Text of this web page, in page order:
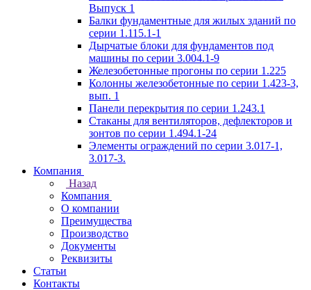
Выпуск 1
Балки фундаментные для жилых зданий по
серии 1.115.1-1
Дырчатые блоки для фундаментов под
машины по серии 3.004.1-9
Железобетонные прогоны по серии 1.225
Колонны железобетонные по серии 1.423-3,
вып. 1
Панели перекрытия по серии 1.243.1
Стаканы для вентиляторов, дефлекторов и
зонтов по серии 1.494.1-24
Элементы ограждений по серии 3.017-1,
3.017-3.
Компания
Назад
Компания
О компании
Преимущества
Производство
Документы
Реквизиты
Статьи
Контакты